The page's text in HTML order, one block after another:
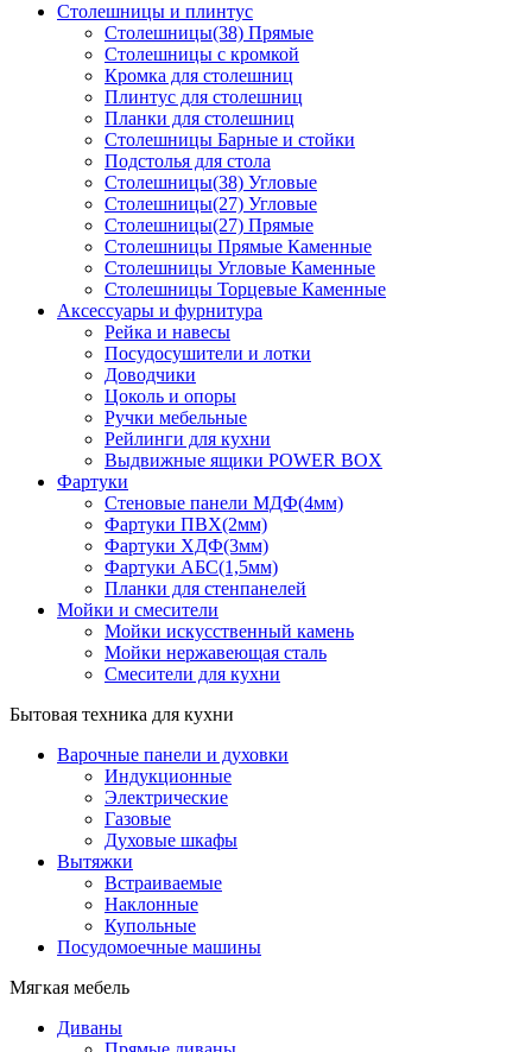
Столешницы и плинтус
Столешницы(38) Прямые
Столешницы с кромкой
Кромка для столешниц
Плинтус для столешниц
Планки для столешниц
Столешницы Барные и стойки
Подстолья для стола
Столешницы(38) Угловые
Столешницы(27) Угловые
Столешницы(27) Прямые
Столешницы Прямые Каменные
Столешницы Угловые Каменные
Столешницы Торцевые Каменные
Аксессуары и фурнитура
Рейка и навесы
Посудосушители и лотки
Доводчики
Цоколь и опоры
Ручки мебельные
Рейлинги для кухни
Выдвижные ящики POWER BOX
Фартуки
Стеновые панели МДФ(4мм)
Фартуки ПВХ(2мм)
Фартуки ХДФ(3мм)
Фартуки АБС(1,5мм)
Планки для стенпанелей
Мойки и смесители
Мойки искусственный камень
Мойки нержавеющая сталь
Смесители для кухни
Бытовая техника для кухни
Варочные панели и духовки
Индукционные
Электрические
Газовые
Духовые шкафы
Вытяжки
Встраиваемые
Наклонные
Купольные
Посудомоечные машины
Мягкая мебель
Диваны